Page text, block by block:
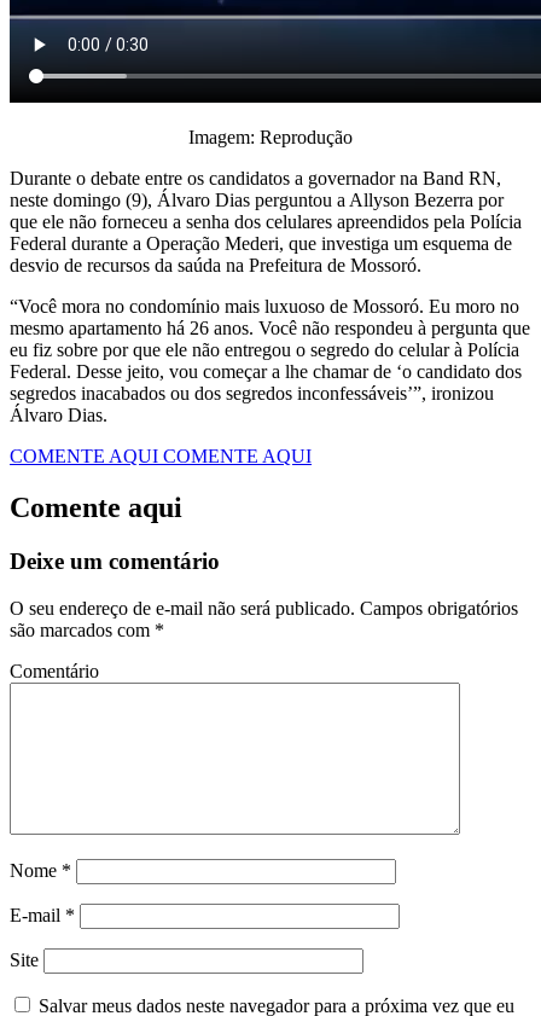
Imagem: Reprodução
Durante o debate entre os candidatos a governador na Band RN,
neste domingo (9), Álvaro Dias perguntou a Allyson Bezerra por
que ele não forneceu a senha dos celulares apreendidos pela Polícia
Federal durante a Operação Mederi, que investiga um esquema de
desvio de recursos da saúda na Prefeitura de Mossoró.
“Você mora no condomínio mais luxuoso de Mossoró. Eu moro no
mesmo apartamento há 26 anos. Você não respondeu à pergunta que
eu fiz sobre por que ele não entregou o segredo do celular à Polícia
Federal. Desse jeito, vou começar a lhe chamar de ‘o candidato dos
segredos inacabados ou dos segredos inconfessáveis’”, ironizou
Álvaro Dias.
COMENTE AQUI COMENTE AQUI
Comente aqui
Deixe um comentário
O seu endereço de e-mail não será publicado. Campos obrigatórios
são marcados com *
Comentário
Nome *
E-mail *
Site
Salvar meus dados neste navegador para a próxima vez que eu